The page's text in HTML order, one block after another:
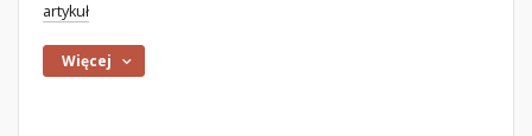
artykuł
Więcej